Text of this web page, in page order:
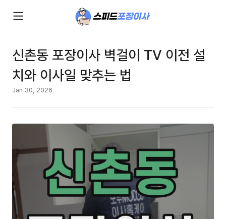
신촌동 포장이사 벽걸이 TV 이전 설
치와 이사일 맞추는 법
Jan 30, 2026